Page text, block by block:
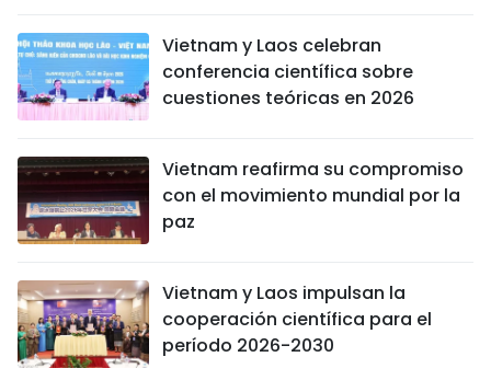
Vietnam y Laos celebran
conferencia científica sobre
cuestiones teóricas en 2026
Vietnam reafirma su compromiso
con el movimiento mundial por la
paz
Vietnam y Laos impulsan la
cooperación científica para el
período 2026-2030